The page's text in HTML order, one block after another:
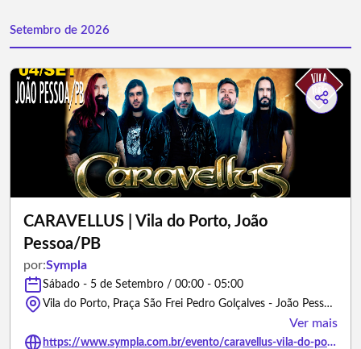
Setembro de 2026
CARAVELLUS | Vila do Porto, João
Pessoa/PB
por:Sympla
Sábado - 5 de Setembro / 00:00 - 05:00
Vila do Porto, Praça São Frei Pedro Golçalves - João Pessoa/Paraíba
Ver mais
https://www.sympla.com.br/evento/caravellus-vila-do-porto-joao-pessoa-pb/3394587